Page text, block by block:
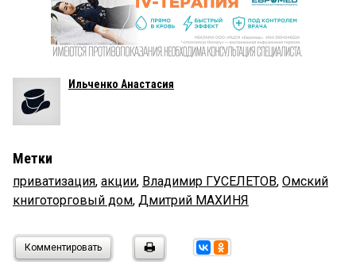
Ильченко Анастасия
Метки
приватизация, акции, Владимир ГУСЕЛЕТОВ, Омский
книготорговый дом, Дмитрий МАХИНЯ
Комментировать